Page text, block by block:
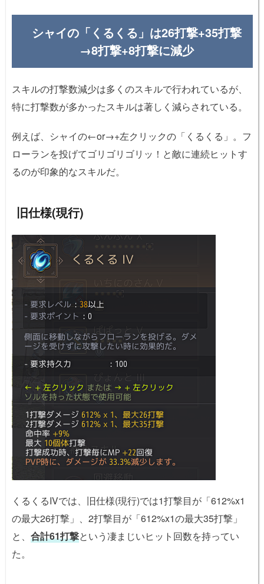
シャイの「くるくる」は26打撃+35打撃
→8打撃+8打撃に減少
スキルの打撃数減少は多くのスキルで行われているが、
特に打撃数が多かったスキルは著しく減らされている。
例えば、シャイの←or→+左クリックの「くるくる」。フ
ローランを投げてゴリゴリゴリッ！と敵に連続ヒットす
るのが印象的なスキルだ。
旧仕様(現行)
くるくるIVでは、旧仕様(現行)では1打撃目が「612%x1
の最大26打撃」、2打撃目が「612%x1の最大35打撃」
と、 合計61打撃という凄まじいヒット回数を持ってい
た。